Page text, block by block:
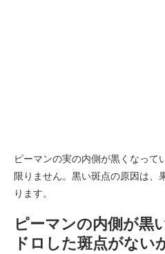
ピーマンの実の内側が黒くなって
限りません。黒い斑点の原因は、
ります。
ピーマンの内側が黒
ドロした斑点がない